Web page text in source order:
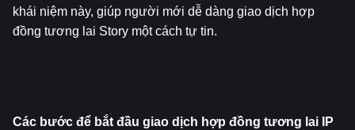
khái niệm này, giúp người mới dễ dàng giao dịch hợp
đồng tương lai Story một cách tự tin.
Các bước để bắt đầu giao dịch hợp đồng tương lai IP